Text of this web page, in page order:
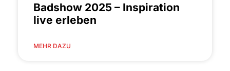
Badshow 2025 – Inspiration
live erleben
MEHR DAZU